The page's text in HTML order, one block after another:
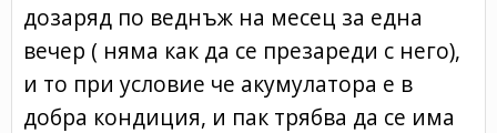
дозаряд по веднъж на месец за една
вечер ( няма как да се презареди с него),
и то при условие че акумулатора е в
добра кондиция, и пак трябва да се има